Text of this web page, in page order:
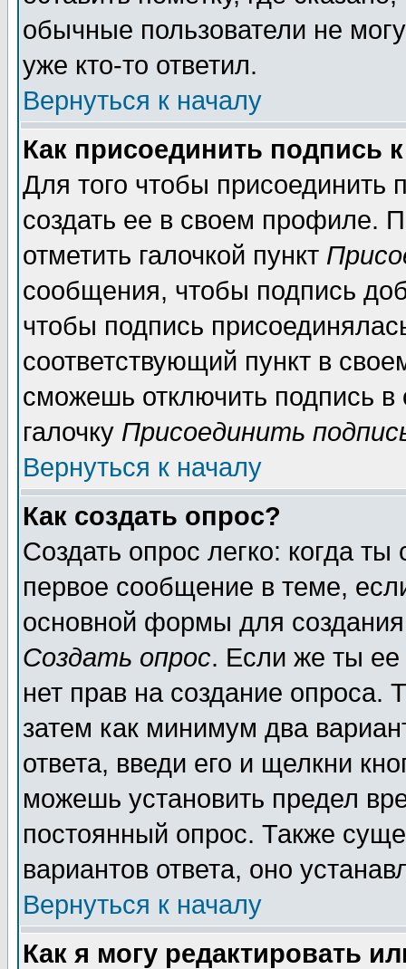
обычные пользователи не
уже кто-то ответил.
Вернуться к началу
Как присоединить подпись
Для того чтобы присоединить
создать ее в своем профиле.
отметить галочкой пункт
сообщения, чтобы подпись
чтобы подпись
соответствующий пункт в
сможешь отключить подпись
галочку Присоединить
Вернуться к началу
Как создать опрос?
Создать опрос легко: когда
первое сообщение в теме,
основной формы для
Создать опрос. Если же ты ее
нет прав на создание опроса.
затем как минимум два
ответа, введи его и щелкни
можешь установить предел
постоянный опрос. Также
вариантов ответа, оно
Вернуться к началу
Как я могу редактировать